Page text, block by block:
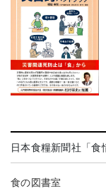
日本食糧新聞社「食
食の図書室